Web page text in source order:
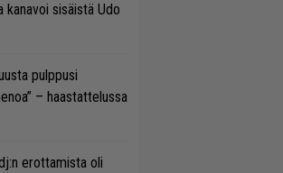
sisäistä Udo
pulppusi
– haastattelussa
erottamista oli